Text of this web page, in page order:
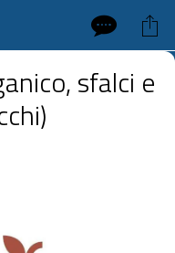
sfalci e